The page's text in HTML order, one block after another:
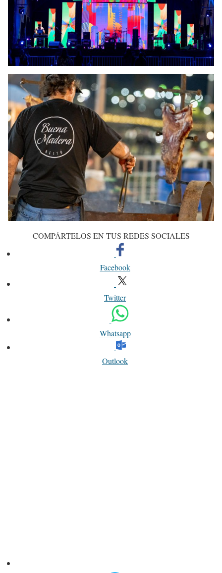
COMPÁRTELOS EN TUS REDES SOCIALES
Facebook
Twitter
Whatsapp
Outlook